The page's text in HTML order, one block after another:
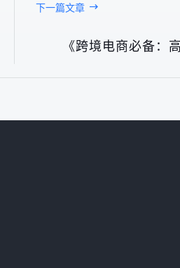
下一篇文章
《跨境电商必备：